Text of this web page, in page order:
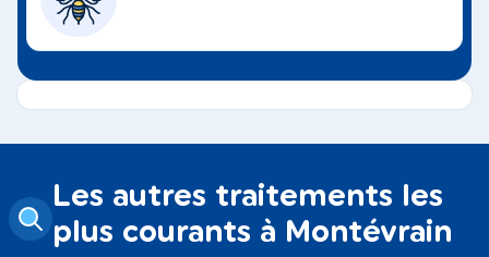
Les autres traitements les
plus courants à Montévrain